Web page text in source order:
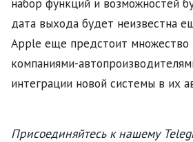
дата выхода будет неизвестна
Apple еще предстоит множество
компаниями-
интеграции новой системы в их
Присоединяйтесь к нашему